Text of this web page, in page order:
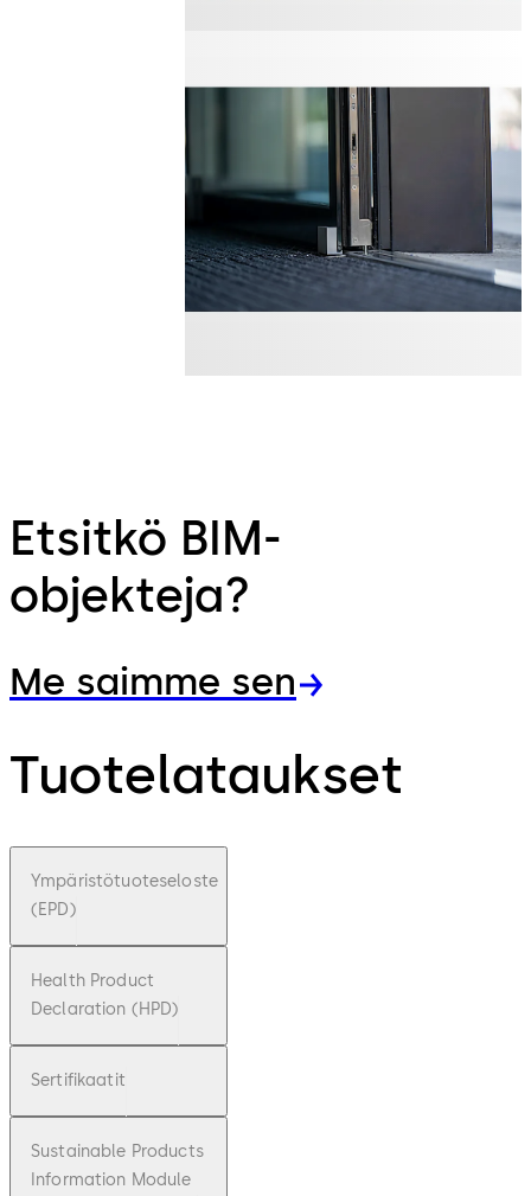
Etsitkö BIM-
objekteja?
Me saimme sen
Tuotelataukset
Ympäristötuoteseloste
(EPD)
Health Product
Declaration (HPD)
Sertifikaatit
Sustainable Products
Information Module